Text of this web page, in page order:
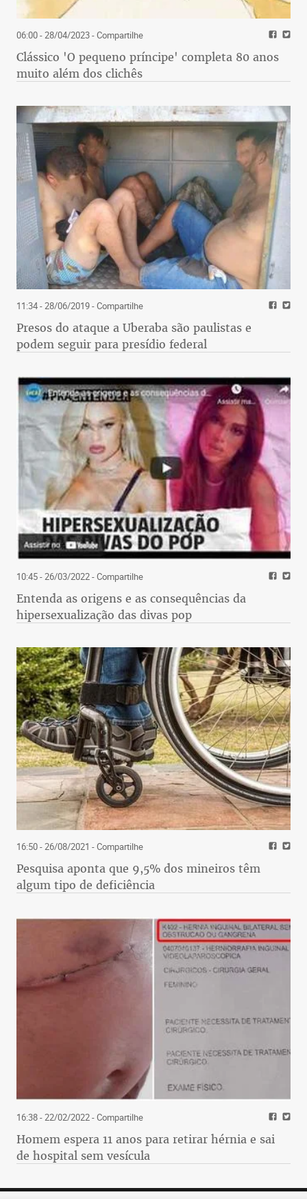
06:00 - 28/04/2023- Compartilhe
Clássico 'O pequeno príncipe' completa 80 anos
muito além dos clichês
11:34 - 28/06/2019- Compartilhe
Presos do ataque a Uberaba são paulistas e
podem seguir para presídio federal
10:45 - 26/03/2022- Compartilhe
Entenda as origens e as consequências da
hipersexualização das divas pop
16:50 - 26/08/2021 - Compartilhe
Pesquisa aponta que 9,5% dos mineiros têm
algum tipo de deficiência
16:38 - 22/02/2022- Compartilhe
Homem espera 11 anos para retirar hérnia e sai
de hospital sem vesícula